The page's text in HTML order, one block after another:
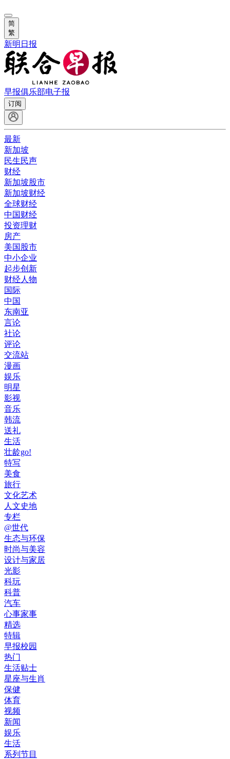
简
繁
新明日报
早报俱乐部电子报
订阅
最新
新加坡
民生民声
财经
新加坡股市
新加坡财经
全球财经
中国财经
投资理财
房产
美国股市
中小企业
起步创新
财经人物
国际
中国
东南亚
言论
社论
评论
交流站
漫画
娱乐
明星
影视
音乐
韩流
送礼
生活
壮龄go!
特写
美食
旅行
文化艺术
人文史地
专栏
@世代
生态与环保
时尚与美容
设计与家居
光影
科玩
科普
汽车
心事家事
精选
特辑
早报校园
热门
生活贴士
星座与生肖
保健
体育
视频
新闻
娱乐
生活
系列节目